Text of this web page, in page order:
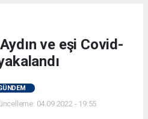
ve eşi Covid-
04.09.2022 - 19:55